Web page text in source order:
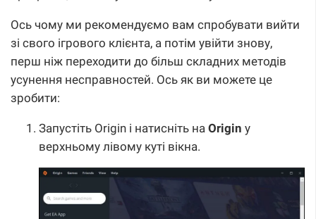
Ось чому ми рекомендуємо вам спробувати вийти
зі свого ігрового клієнта, а потім увійти знову,
перш ніж переходити до більш складних методів
усунення несправностей. Ось як ви можете це
зробити:
Запустіть Origin і натисніть на Origin у
верхньому лівому куті вікна.